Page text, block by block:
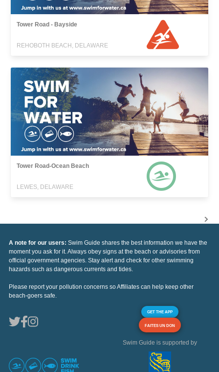
Tower Road - Bayside
REHOBOTH BEACH, DELAWARE
Tower Road-Ocean Beach
LEWES, DELAWARE
A note for our users: Swim Guide shares the best information we have the
moment you ask for it. Always obey signs at the beach or advisories from
official government agencies. Stay alert and check for other swimming
hazards such as dangerous currents and tides.
Please report your pollution concerns so Affiliates can help keep other
beach-goers safe.
GET THE APP
FAITES UN DON
Swim Guide is supported by